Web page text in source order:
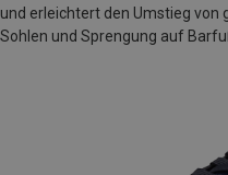
und erleichtert den Umstieg von
Sohlen und Sprengung auf